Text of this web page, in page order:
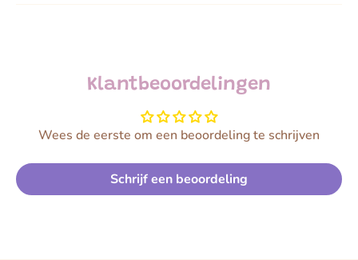
Klantbeoordelingen
Wees de eerste om een beoordeling te schrijven
Schrijf een beoordeling